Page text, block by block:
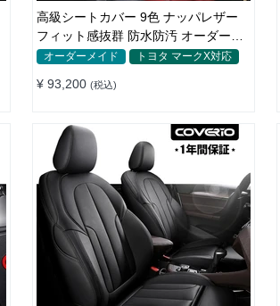
高級シートカバー 9色 ナッパレザー
フィット感抜群 防水防汚 オーダーメ
イド 全席セット
オーダーメイド トヨタ マークX対応
¥ 93,200 (税込)